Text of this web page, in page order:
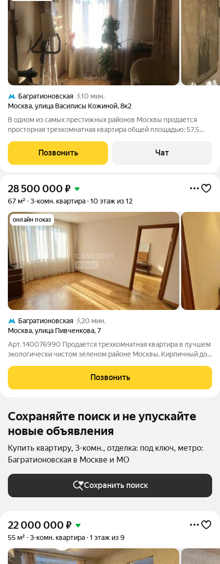
Багратионовская
10 мин.
Москва,улица Василисы Кожиной,8к2
В одном из самых престижных районов Москвы продается
просторная трехкомнатная квартира общей площадью: 57,5
Кирпичный дом в тихом зеленом районе. Две изолированные
комнаты : спальня и гостиная.
Позвонить Чат
28 500 000 ₽
67 м² 3-комн. квартира 10 этаж из 12
онлайн показ
Багратионовская
20 мин.
Москва,улица Пивченкова,7
Арт. 140076990 Продается трехкомнатная квартира в лучшем
экологически чистом зеленом районе Москвы, Кирпичный дом
электрическая плита. В пешей доступности ( 9 минут ходьбы )
две станции метро
Позвонить
Сохраняйте поиск и не упускайте
новые объявления
Купить квартиру, 3-комн., отделка: под ключ, метро:
Багратионовская в Москве и МО
Сохранить поиск
22 000 000 ₽
55 м² 3-комн. квартира 1 этаж из 9